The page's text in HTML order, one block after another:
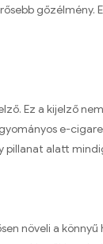
Ez a kijelző
e-
alatt
növeli a